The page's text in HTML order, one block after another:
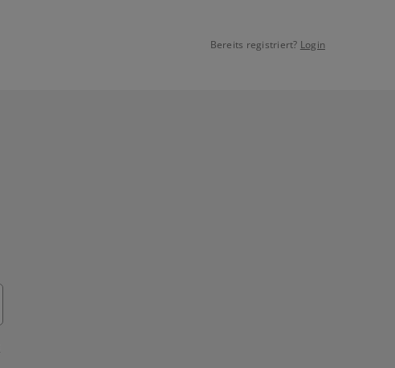
Bereits registriert? Login